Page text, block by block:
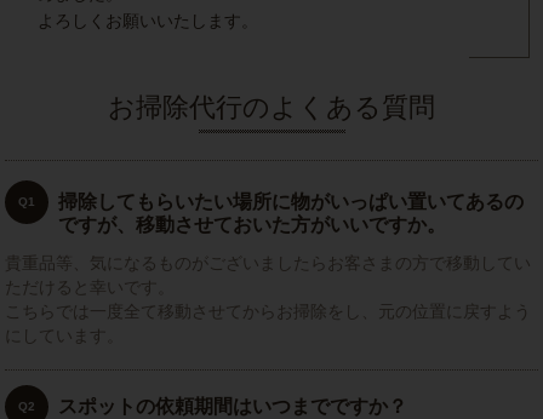
よろしくお願いいたします。
お掃除代行のよくある質問
Q1
掃除してもらいたい場所に物がいっぱい置いてあるの
ですが、移動させておいた方がいいですか。
貴重品等、気になるものがございましたらお客さまの方で移動してい
ただけると幸いです。
こちらでは一度全て移動させてからお掃除をし、元の位置に戻すよう
にしています。
Q2 スポットの依頼期間はいつまでですか？